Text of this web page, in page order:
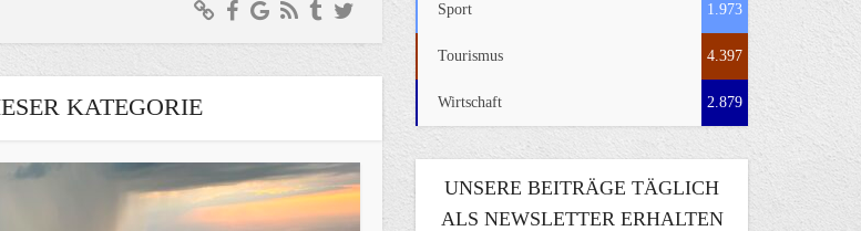
KATEGORIE
Sport 1.973
Tourismus 4.397
Wirtschaft 2.879
UNSERE BEITRÄGE TÄGLICH
ALS NEWSLETTER ERHALTEN